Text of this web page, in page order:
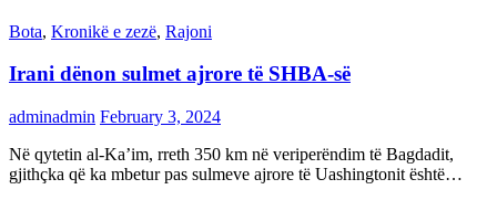
Bota, Kronikë e zezë, Rajoni
Irani dënon sulmet ajrore të SHBA-së
adminadmin February 3, 2024
Në qytetin al-Ka’im, rreth 350 km në veriperëndim të Bagdadit,
gjithçka që ka mbetur pas sulmeve ajrore të Uashingtonit është…